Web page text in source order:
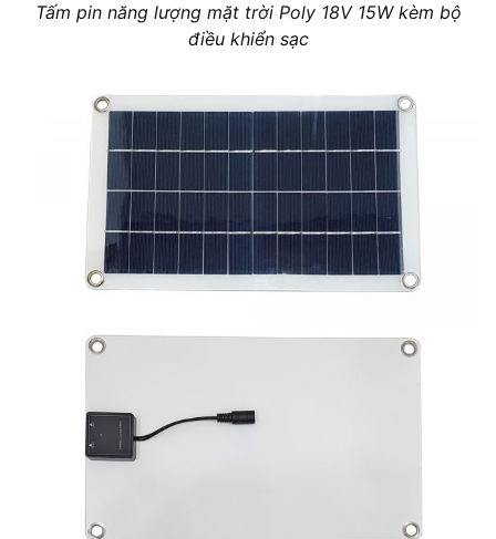
Tấm pin năng lượng mặt trời Poly 18V 15W kèm bộ
điều khiển sạc